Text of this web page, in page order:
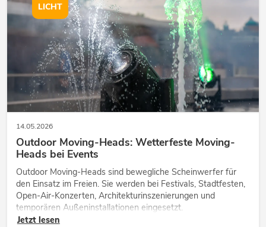
14.05.2026
Outdoor Moving-Heads: Wetterfeste Moving-
Heads bei Events
Outdoor Moving-Heads sind bewegliche Scheinwerfer für
den Einsatz im Freien. Sie werden bei Festivals, Stadtfesten,
Open-Air-Konzerten, Architekturinszenierungen und
temporären Außeninstallationen eingesetzt.
Jetzt lesen
LICHT